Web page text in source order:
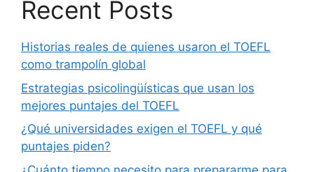
Recent Posts
Historias reales de quienes usaron el TOEFL
como trampolín global
Estrategias psicolingüísticas que usan los
mejores puntajes del TOEFL
¿Qué universidades exigen el TOEFL y qué
puntajes piden?